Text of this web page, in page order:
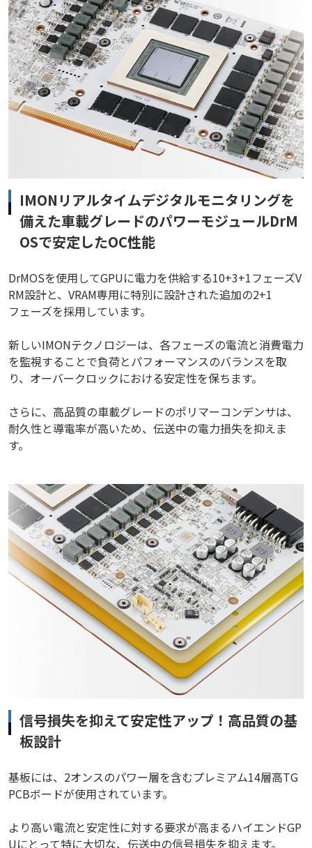
IMONリアルタイムデジタルモニタリングを
備えた車載グレードのパワーモジュールDrM
OSで安定したOC性能
DrMOSを使用してGPUに電力を供給する10+3+1フェーズV
RM設計と、VRAM専用に特別に設計された追加の2+1
フェーズを採用しています。
新しいIMONテクノロジーは、各フェーズの電流と消費電力
を監視することで負荷とパフォーマンスのバランスを取
り、オーバークロックにおける安定性を保ちます。
さらに、高品質の車載グレードのポリマーコンデンサは、
耐久性と導電率が高いため、伝送中の電力損失を抑えま
す。
信号損失を抑えて安定性アップ！高品質の基
板設計
基板には、2オンスのパワー層を含むプレミアム14層高TG
PCBボードが使用されています。
より高い電流と安定性に対する要求が高まるハイエンドGP
Uにとって特に大切な、伝送中の信号損失を抑えます。